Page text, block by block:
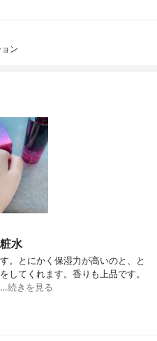
ン
水
。とにかく保湿力が高いのと、と
してくれます。香りも上品です。
…続きを見る